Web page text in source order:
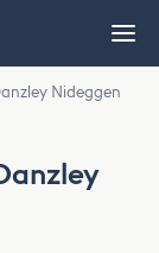
Nideggen